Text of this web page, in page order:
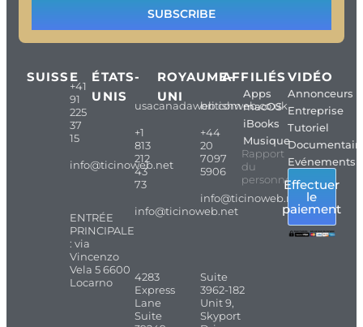
SUBSCRIBE
SUISSE
+41
91
225
37
15
info@ticinoweb.net
ENTRÉE
PRINCIPALE
: via
Vincenzo
Vela 5 6600
Locarno
ÉTATS-
UNIS
usacanadaweb.com
+1
813
212
43
73
info@ticinoweb.net
4283
Express
Lane
Suite
ROYAUME-
UNI
britishweb.co.uk
+44
20
7097
5906
info@ticinoweb.net
Suite
3962-182
Unit 9,
Skyport
AFFILIÉS
Apps
macOS
iBooks
Musique
Rapport
du
personnel
VIDÉO
Annonceurs
Entreprise
Tutoriel
Evénements
Effectuer
le
paiement